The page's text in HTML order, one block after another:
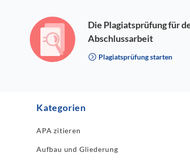
Die Plagiatsprüfung für
Abschlussarbeit
Plagiatsprüfung starten
Kategorien
APA zitieren
Aufbau und Gliederung